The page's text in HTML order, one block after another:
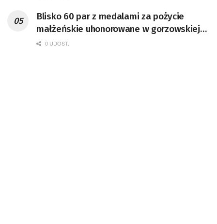
Blisko 60 par z medalami za pożycie
małżeńskie uhonorowane w gorzowskiej
Filharmonii [GALERIA ZDJĘĆ]
0 UDOST.